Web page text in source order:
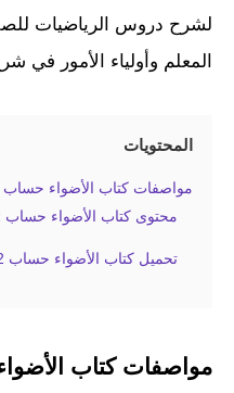
لشرح دروس الرياضيات للصف
المعلم وأولياء الأمور في
المحتويات
مواصفات كتاب الأضواء حساب 2 ابتدائي ترم ثاني
محتوى كتاب الأضواء حساب 2 ابتدائي ترم ثاني
تحميل كتاب الأضواء حساب 2 ابتدائي ترم ثاني